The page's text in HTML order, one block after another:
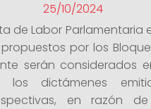
25/10/2024
de Labor Parlamentaria
por los
serán considerados
los dictámenes
en razón